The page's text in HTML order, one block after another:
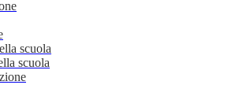
scuola
scuola